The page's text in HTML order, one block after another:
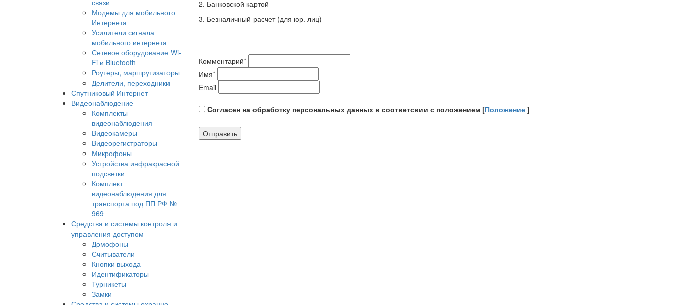
связи
Модемы для мобильного
Интернета
Усилители сигнала
мобильного интернета
Сетевое оборудование Wi-
Fi и Bluetooth
Роутеры, маршрутизаторы
Делители, переходники
Спутниковый Интернет
Видеонаблюдение
Комплекты
видеонаблюдения
Видеокамеры
Видеорегистраторы
Микрофоны
Устройства инфракрасной
подсветки
Комплект
видеонаблюдения для
транспорта под ПП РФ №
969
Средства и системы контроля и
управления доступом
Домофоны
Считыватели
Кнопки выхода
Идентификаторы
Турникеты
Замки
2. Банковской картой
3. Безналичный расчет (для юр. лиц)
Комментарий*
Имя*
Email
Cогласен на обработку персональных данных в соответсвии с положением [Положение ]